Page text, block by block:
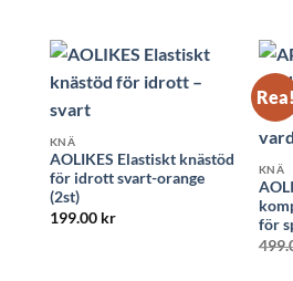
399.00 kr. 299.00 kr.
KNÄ
AOLIKES Elastiskt knästöd
för idrott svart-orange
(2st)
199.00 kr
Rea!
KNÄ
för